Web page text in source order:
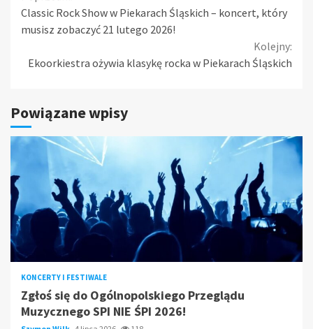
Reading
Classic Rock Show w Piekarach Śląskich – koncert, który
musisz zobaczyć 21 lutego 2026!
Kolejny:
Ekoorkiestra ożywia klasykę rocka w Piekarach Śląskich
Powiązane wpisy
KONCERTY I FESTIWALE
Zgłoś się do Ogólnopolskiego Przeglądu
Muzycznego SPI NIE ŚPI 2026!